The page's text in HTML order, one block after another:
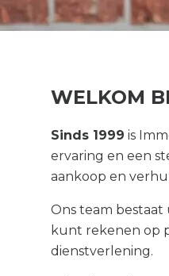
WELKOM
Sinds 1999 is
ervaring en een
aankoop en
Ons team
kunt rekenen op
dienstverlening.